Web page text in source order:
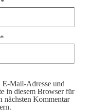
*
*
E-Mail-Adresse und
in diesem Browser für
nächsten Kommentar